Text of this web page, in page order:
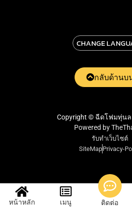
Copyright © ฉีดโฟมทุ่น
Powered by
รับทำเว็บไซต์
SiteMapPrivacy-
CHANGE
กลับด้านบ
หน้าหลัก เมนู ติดต่อ